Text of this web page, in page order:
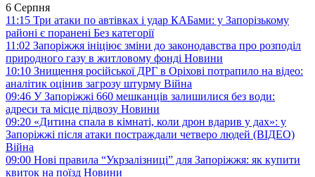
6 Серпня
11:15 Три атаки по автівках і удар КАБами: у Запорізькому
районі є поранені Без категорії
11:02 Запоріжжя ініціює зміни до законодавства про розподіл
природного газу в житловому фонді Новини
10:10 Знищення російської ДРГ в Оріхові потрапило на відео:
аналітик оцінив загрозу штурму Війна
09:46 У Запоріжжі 660 мешканців залишилися без води:
адреси та місце підвозу Новини
09:20 «Дитина спала в кімнаті, коли дрон вдарив у дах»: у
Запоріжжі після атаки постраждали четверо людей (ВІДЕО)
Війна
09:00 Нові правила “Укрзалізниці” для Запоріжжя: як купити
квиток на поїзд Новини